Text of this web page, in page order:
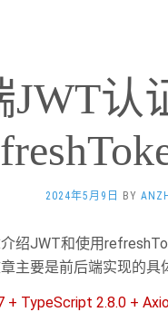
认
2024年5月9日 BY
绍JWT和使用
主要是前后端实现的具
+ TypeScript 2.8.0 +